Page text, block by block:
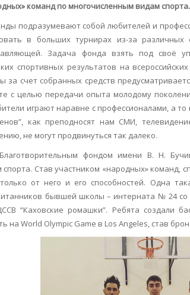
команд по многочисленным видам спорта.
подразумевают собой любителей и
в больших турнирах из-за
Задача фонда взять под своё
спортивных результатов на
за счет собранных средств
с целью передачи опыта молодому
играют наравне с профессионалами, а
как преподносят нам СМИ,
не могут продвинуться так далеко.
фондом имени В. Н.
Став участником «народных» команд,
от него и его способностей. Одна
бывшей школы – интерната № 24
“Каховские ромашки”. Ребята создали
на World Olympic Game в Los Angeles, cтав